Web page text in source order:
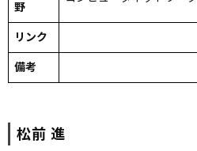
野
リンク
備考
松前 進